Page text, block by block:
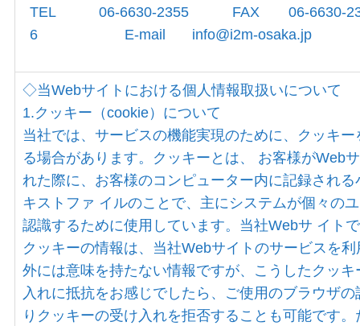
TEL 06-6630-2355 FAX 06-6630-
6 E-mail info@i2m-osaka.jp
◇当Webサイトにおける個人情報取扱いについて
1.クッキー（cookie）について
当社では、サービスの機能実現のために、クッキー
る場合があります。クッキーとは、 お客様がWeb
れた際に、お客様のコンピューター内に記録される
キストファ イルのことで、主にシステムが個々の
認識するために使用しています。当社Webサ イト
クッキーの情報は、当社Webサイトのサービスを利
外には意味を持たない情報ですが、こうしたクッキ
入れに抵抗をお感じでしたら、ご使用のブラウザの
りクッキーの受け入れを拒否することも可能です。